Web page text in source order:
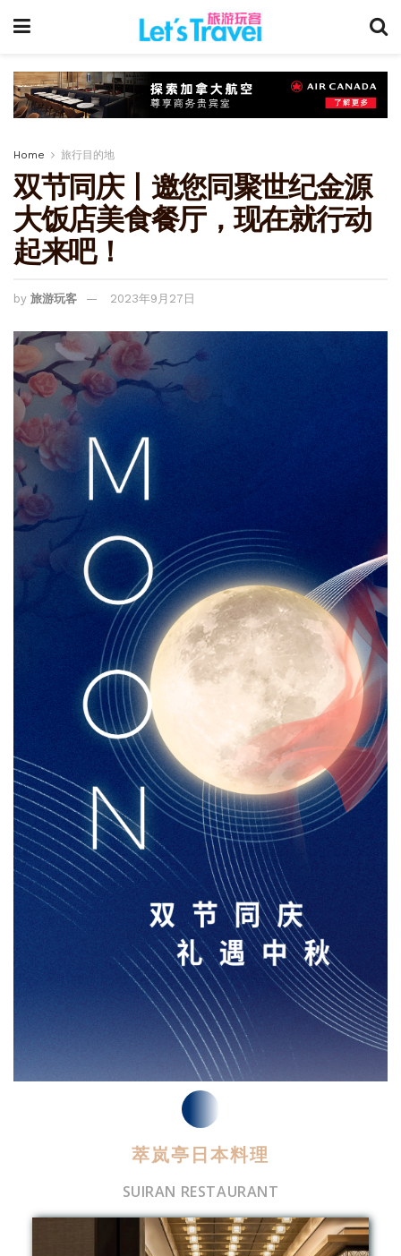
Home 旅行目的地
双节同庆丨邀您同聚世纪金源
大饭店美食餐厅，现在就行动
起来吧！
by 旅游玩客 2023年9月27日
萃岚亭日本料理
SUIRAN RESTAURANT